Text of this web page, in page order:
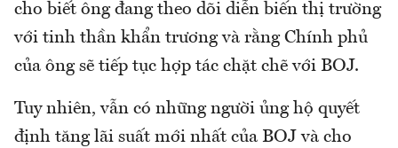
cho biết ông đang theo dõi diễn biến thị trường
với tinh thần khẩn trương và rằng Chính phủ
của ông sẽ tiếp tục hợp tác chặt chẽ với BOJ.
Tuy nhiên, vẫn có những người ủng hộ quyết
định tăng lãi suất mới nhất của BOJ và cho